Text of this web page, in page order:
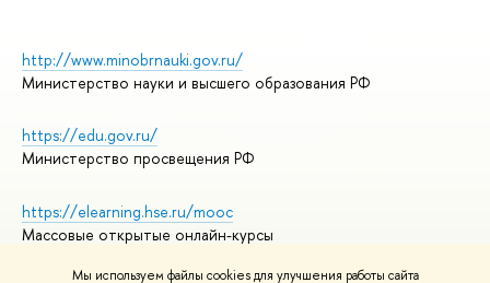
Мы используем файлы cookies для улучшения работы сайта
http://www.minobrnauki.gov.ru/
Министерство науки и высшего образования РФ
https://edu.gov.ru/
Министерство просвещения РФ
https://elearning.hse.ru/mooc
Массовые открытые онлайн-курсы